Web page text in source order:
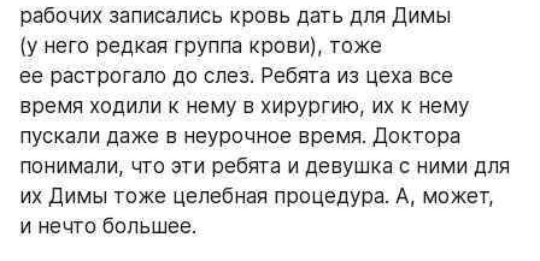
рабочих записались кровь дать для Димы
(у него редкая группа крови), тоже
ее растрогало до слез. Ребята из цеха все
время ходили к нему в хирургию, их к нему
пускали даже в неурочное время. Доктора
понимали, что эти ребята и девушка с ними для
их Димы тоже целебная процедура. А, может,
и нечто большее.